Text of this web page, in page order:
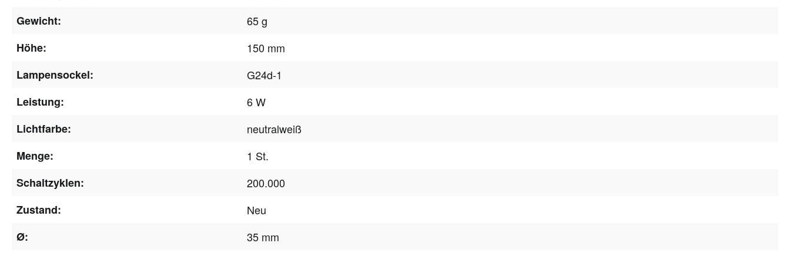
Gewicht:
65 g
Höhe:
150 mm
Lampensockel:
G24d-1
Leistung:
6 W
Lichtfarbe:
neutralweiß
Menge:
1 St.
Schaltzyklen:
200.000
Zustand:
Neu
Ø:
35 mm